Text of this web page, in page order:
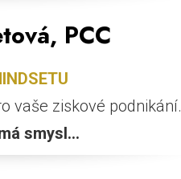
PCC
vaše ziskové podnikání.
smysl...